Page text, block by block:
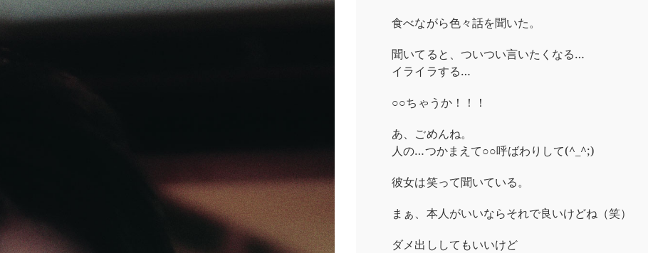
食べながら色々話を聞いた。
聞いてると、ついつい言いたくなる…
イライラする…
○○ちゃうか！！！
あ、ごめんね。
人の…つかまえて○○呼ばわりして(^_^;)
彼女は笑って聞いている。
まぁ、本人がいいならそれで良いけどね（笑）
ダメ出ししてもいいけど